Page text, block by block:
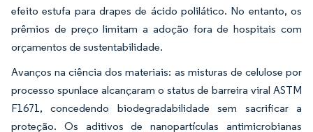
efeito estufa para drapes de ácido polilático. No entanto, os
prêmios de preço limitam a adoção fora de hospitais com
orçamentos de sustentabilidade.
Avanços na ciência dos materiais: as misturas de celulose por
processo spunlace alcançaram o status de barreira viral ASTM
F1671, concedendo biodegradabilidade sem sacrificar a
proteção. Os aditivos de nanopartículas antimicrobianas